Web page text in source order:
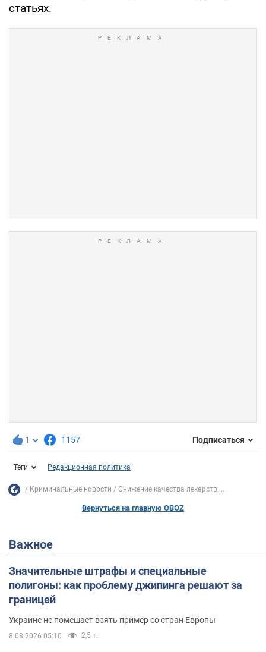
статьях.
1 1157 Подписаться
Теги Редакционная политика
Криминальные новости Снижение качества лекарств:...
Вернуться на главную OBOZ
Важное
Значительные штрафы и специальные
полигоны: как проблему джипинга решают за
границей
Украине не помешает взять пример со стран Европы
8.08.2026 05:10 2,5 т.